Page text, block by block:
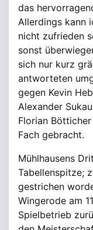
das
Allerdings kann
nicht zufrieden
sonst
sich nur kurz
antworteten
gegen Kevin
Alexander
Florian
Fach gebracht.
Mühlhausens
Tabellenspitze;
gestrichen
Wingerode am
Spielbetrieb